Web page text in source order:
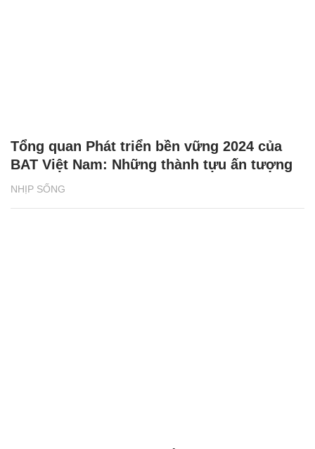
NHỊP SỐNG
Tổng quan Phát triển bền vững 2024 của
BAT Việt Nam: Những thành tựu ấn tượng